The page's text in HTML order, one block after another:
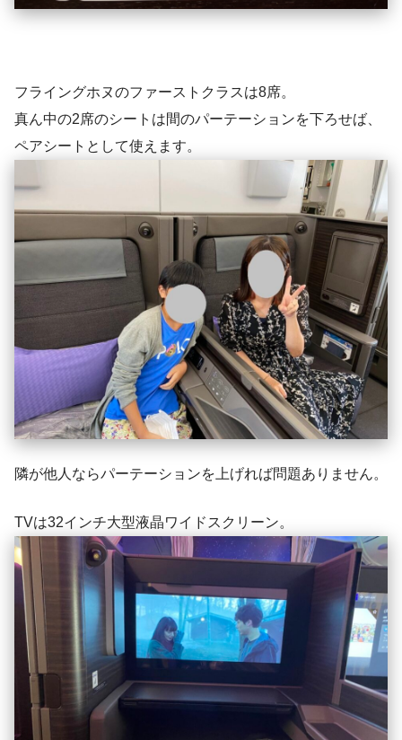
フライングホヌのファーストクラスは8席。
真ん中の2席のシートは間のパーテーションを下ろせば、
ペアシートとして使えます。
隣が他人ならパーテーションを上げれば問題ありません。
TVは32インチ大型液晶ワイドスクリーン。